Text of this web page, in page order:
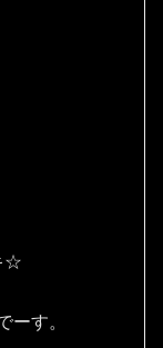
☆
ーす。